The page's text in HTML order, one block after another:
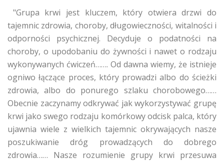
"Grupa krwi jest kluczem, który otwiera drzwi do
tajemnic zdrowia, choroby, długowieczności, witalności i
odporności psychicznej. Decyduje o podatności na
choroby, o upodobaniu do żywności i nawet o rodzaju
wykonywanych ćwiczeń……. Od dawna wiemy, że istnieje
ogniwo łączące proces, który prowadzi albo do ścieżki
zdrowia, albo do ponurego szlaku chorobowego……
Obecnie zaczynamy odkrywać jak wykorzystywać grupę
krwi jako swego rodzaju komórkowy odcisk palca, który
ujawnia wiele z wielkich tajemnic okrywających nasze
poszukiwanie dróg prowadzących do dobrego
zdrowia…… Nasze rozumienie grupy krwi przesuwa